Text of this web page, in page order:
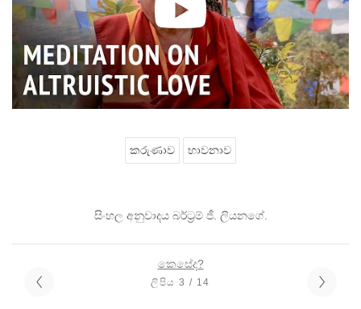
කරුණාව භාවනාව
සිංහල අනුවාදය බර්ට්‍රම් ජී. ලියනගේ.
කෙසේද?
ලිපිය 3 / 14